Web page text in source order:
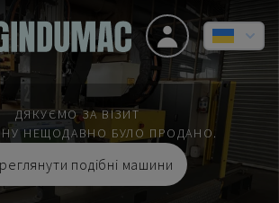
ДЯКУЄМО ЗА ВІЗИТ
НЕЩОДАВНО БУЛО ПРОДАНО.
подібні машини